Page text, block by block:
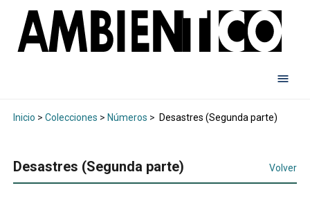
Inicio > Colecciones > Números > Desastres (Segunda parte)
Desastres (Segunda parte) Volver